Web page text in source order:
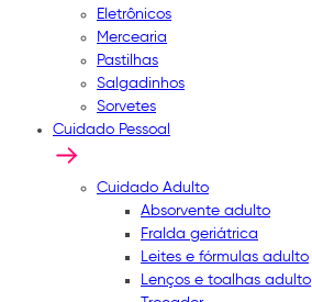
Eletrônicos
Mercearia
Pastilhas
Salgadinhos
Sorvetes
Cuidado Pessoal
Cuidado Adulto
Absorvente adulto
Fralda geriátrica
Leites e fórmulas adulto
Lenços e toalhas adulto